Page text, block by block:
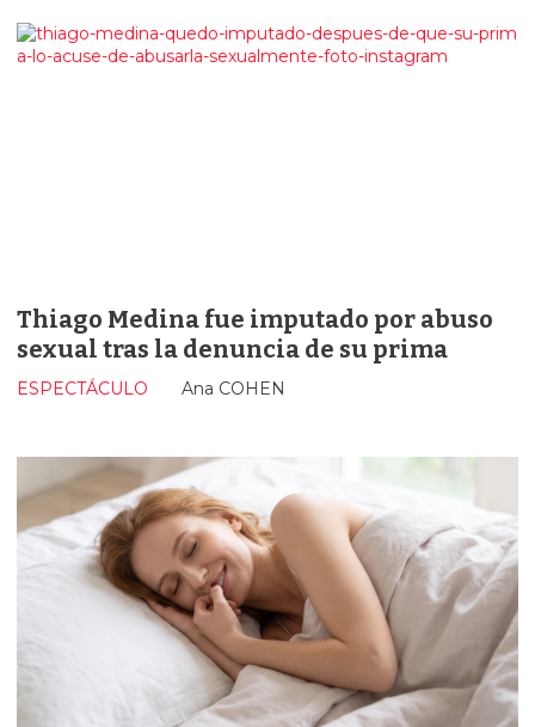
Thiago Medina fue imputado por abuso
sexual tras la denuncia de su prima
Ana COHEN
ESPECTÁCULO